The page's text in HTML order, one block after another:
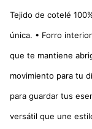
Tejido de cotelé
única. • Forro
que te mantiene
movimiento para tu
para guardar tus
versátil que une